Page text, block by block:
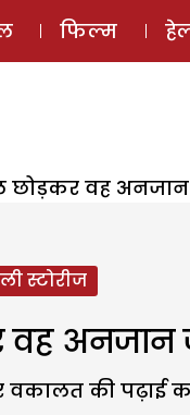
ई-मैगज़ीन
फिल्म
वह
स्टोरीज
अनजान
की पढ़ाई